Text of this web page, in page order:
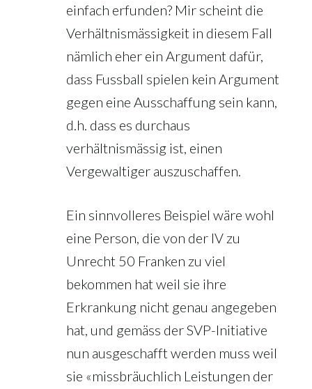
einfach erfunden? Mir scheint die
Verhältnismässigkeit in diesem Fall
nämlich eher ein Argument dafür,
dass Fussball spielen kein Argument
gegen eine Ausschaffung sein kann,
d.h. dass es durchaus
verhältnismässig ist, einen
Vergewaltiger auszuschaffen.
Ein sinnvolleres Beispiel wäre wohl
eine Person, die von der IV zu
Unrecht 50 Franken zu viel
bekommen hat weil sie ihre
Erkrankung nicht genau angegeben
hat, und gemäss der SVP-Initiative
nun ausgeschafft werden muss weil
sie «missbräuchlich Leistungen der